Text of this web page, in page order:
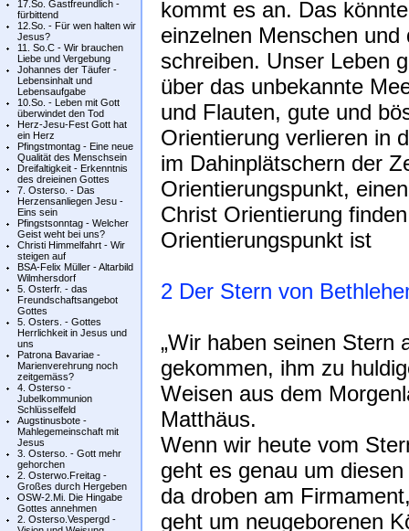
17.So. Gastfreundlich -
fürbittend
12.So. - Für wen halten wir
Jesus?
11. So.C - Wir brauchen
Liebe und Vergebung
Johannes der Täufer -
Lebensinhalt und
Lebensaufgabe
10.So. - Leben mit Gott
überwindet den Tod
Herz-Jesu-Fest Gott hat
ein Herz
Pfingstmontag - Eine neue
Qualität des Menschsein
Dreifaltigkeit - Erkenntnis
des dreieinen Gottes
7. Osterso. - Das
Herzensanliegen Jesu -
Eins sein
Pfingstsonntag - Welcher
Geist weht bei uns?
Christi Himmelfahrt - Wir
steigen auf
BSA-Felix Müller - Altarbild
Wilmhersdorf
5. Osterfr. - das
Freundschaftsangebot
Gottes
5. Osters. - Gottes
Herrlichkeit in Jesus und
uns
Patrona Bavariae -
Marienverehrung noch
zeitgemäss?
4. Osterso -
Jubelkommunion
Schlüsselfeld
Augstinusbote -
Mahlegemeinschaft mit
Jesus
3. Osterso. - Gott mehr
gehorchen
2. Osterwo.Freitag -
Großes durch Hergeben
OSW-2.Mi. Die Hingabe
Gottes annehmen
2. Osterso.Vespergd -
kommt es an. Das
einzelnen Menschen
schreiben. Unser Leben
über das unbekannte
und Flauten, gute und
Orientierung verlieren in
im Dahinplätschern der
Orientierungspunkt,
Christ Orientierung
Orientierungspunkt ist
2 Der Stern von
„Wir haben seinen Stern
gekommen, ihm zu
Weisen aus dem
Matthäus.
Wenn wir heute vom
geht es genau um
da droben am
geht um neugeborenen